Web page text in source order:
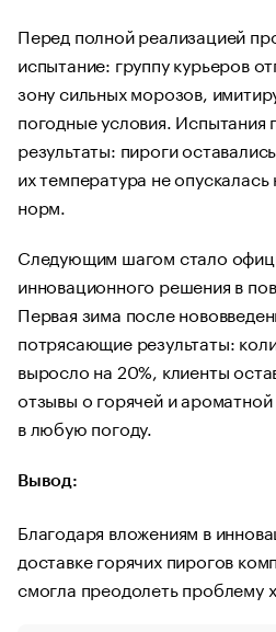
Перед полной реализацией
испытание: группу курьеров
зону сильных морозов,
погодные условия. Испытания
результаты: пироги
их температура не
норм.
Следующим шагом стало
инновационного решения в
Первая зима после
потрясающие результаты:
выросло на 20%, клиенты
отзывы о горячей и
в любую погоду.
Вывод:
Благодаря вложениям в
доставке горячих пирогов
смогла преодолеть проблему